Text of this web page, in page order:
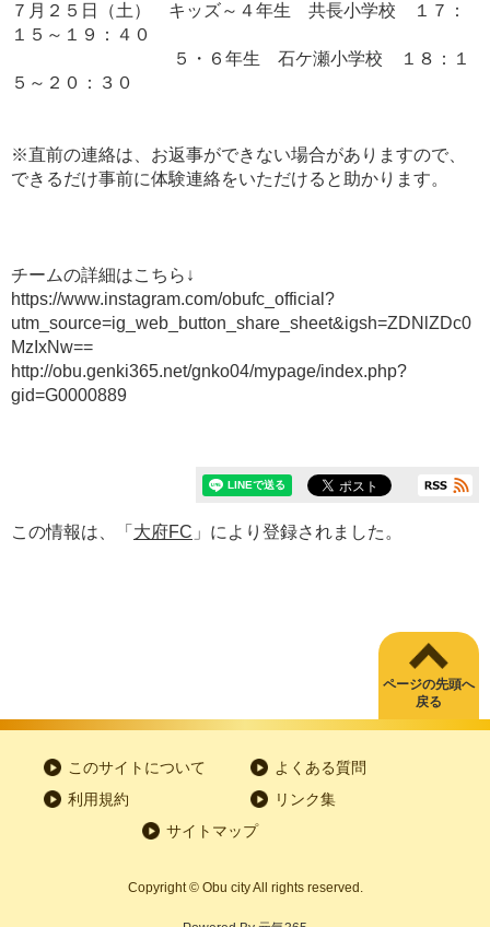
７月２５日（土） キッズ～４年生 共長小学校 １７：
１５～１９：４０
５・６年生 石ケ瀬小学校 １８：１
５～２０：３０
※直前の連絡は、お返事ができない場合がありますので、
できるだけ事前に体験連絡をいただけると助かります。
チームの詳細はこちら↓
https://www.instagram.com/obufc_official?
utm_source=ig_web_button_share_sheet&igsh=ZDNlZDc0
MzIxNw==
http://obu.genki365.net/gnko04/mypage/index.php?
gid=G0000889
この情報は、「 大府FC 」により登録されました。
ページの先頭へ
戻る
このサイトについて
よくある質問
利用規約
リンク集
サイトマップ
Copyright© Obu city All rights reserved.